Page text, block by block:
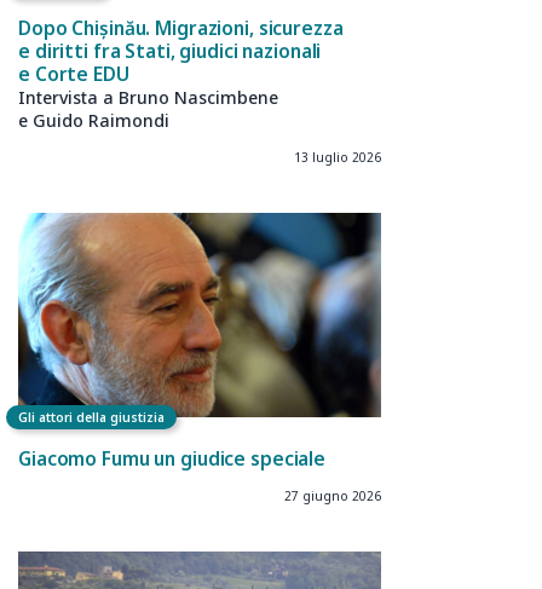
Dopo Chișinău. Migrazioni, sicurezza
e diritti fra Stati, giudici nazionali
e Corte EDU
Intervista a Bruno Nascimbene
e Guido Raimondi
13 luglio 2026
Gli attori della giustizia
Giacomo Fumu un giudice speciale
27 giugno 2026